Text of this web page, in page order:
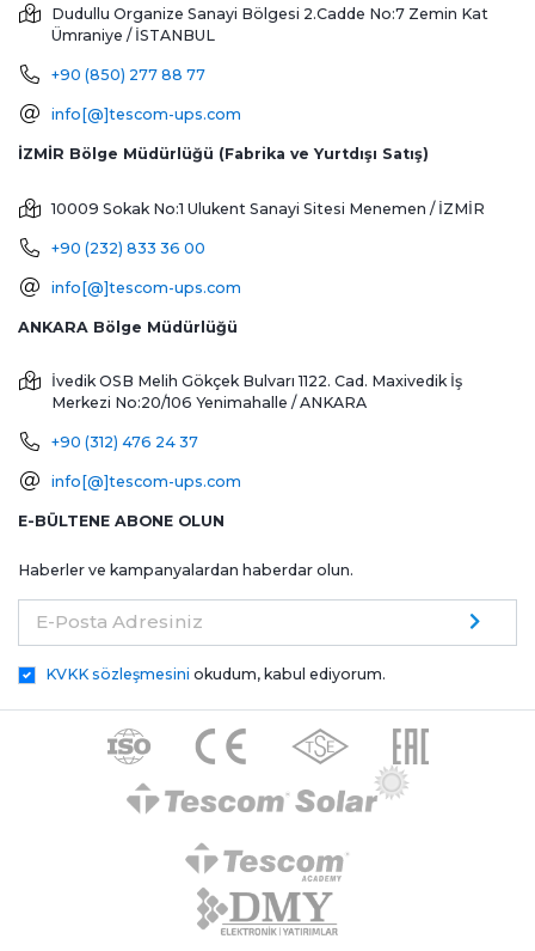
Dudullu Organize Sanayi Bölgesi 2.Cadde No:7 Zemin Kat
Ümraniye / İSTANBUL
+90 (850) 277 88 77
info[@]tescom-ups.com
İZMİR Bölge Müdürlüğü (Fabrika ve Yurtdışı Satış)
10009 Sokak No:1 Ulukent Sanayi Sitesi Menemen / İZMİR
+90 (232) 833 36 00
info[@]tescom-ups.com
ANKARA Bölge Müdürlüğü
İvedik OSB Melih Gökçek Bulvarı 1122. Cad. Maxivedik İş
Merkezi No:20/106 Yenimahalle / ANKARA
+90 (312) 476 24 37
info[@]tescom-ups.com
E-BÜLTENE ABONE OLUN
Haberler ve kampanyalardan haberdar olun.
E-Posta Adresiniz
KVKK sözleşmesini okudum, kabul ediyorum.